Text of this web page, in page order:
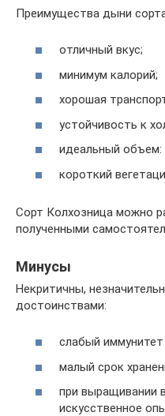
Преимущества дыни
отличный вкус;
минимум калорий;
хорошая
устойчивость к
идеальный объем:
короткий
Сорт Колхозница можно
полученными
Минусы
Некритичны,
достоинствами:
слабый
малый срок
при выращивании
искусственное